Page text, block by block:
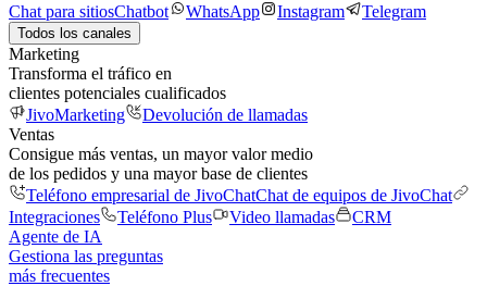
Chat para sitiosChatbot WhatsApp Instagram Telegram
Todos los canales
Marketing
Transforma el tráfico en
clientes potenciales cualificados
JivoMarketing
Devolución de llamadas
Ventas
Consigue más ventas, un mayor valor medio
de los pedidos y una mayor base de clientes
Teléfono empresarial de JivoChatChat de equipos de JivoChat
Integraciones
Teléfono Plus Video llamadas
CRM
Agente de IA
Gestiona las preguntas
más frecuentes